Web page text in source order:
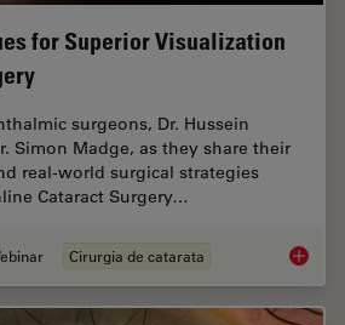
for Superior Visualization
surgeons, Dr. Hussein
Simon Madge, as they share their
real-world surgical strategies
Cataract Surgery…
Cirurgia de catarata Expert